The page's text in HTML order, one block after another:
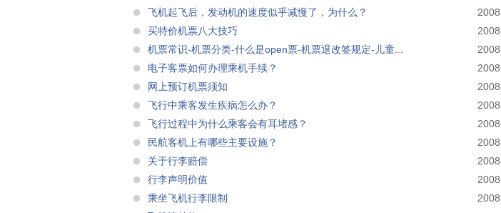
飞机起飞后，发动机的速度似乎减慢了，为什么？
买特价机票八大技巧
机票常识-机票分类-什么是open票-机票退改签规定-儿童...
电子客票如何办理乘机手续？
网上预订机票须知
飞行中乘客发生疾病怎么办？
飞行过程中为什么乘客会有耳堵感？
民航客机上有哪些主要设施？
关于行李赔偿
行李声明价值
乘坐飞机行李限制